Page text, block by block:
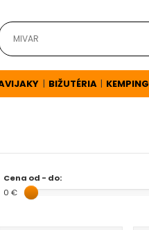
| BIŽUTÉRIA | KEMPING
Cena od - do:
0 €